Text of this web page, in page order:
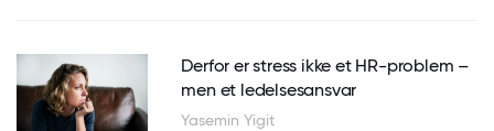
Derfor er stress ikke et HR-problem –
men et ledelsesansvar
Yasemin Yigit